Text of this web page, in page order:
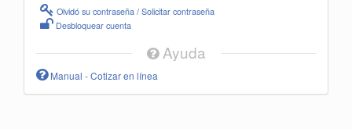
Olvidó su contraseña / Solicitar contraseña
Desbloquear cuenta
Ayuda
Manual - Cotizar en línea